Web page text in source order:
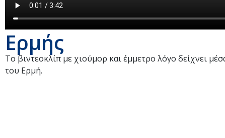
Ερμής
Tο βιντεοκλίπ με χιούμορ και έμμετρο λόγο δείχνει
του Ερμή.